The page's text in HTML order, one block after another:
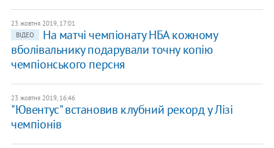
23 жовтня 2019, 17:01
ВІДЕО
На матчі чемпіонату НБА кожному
вболівальнику подарували точну копію
чемпіонського персня
23 жовтня 2019, 16:46
"Ювентус" встановив клубний рекорд у Лізі
чемпіонів